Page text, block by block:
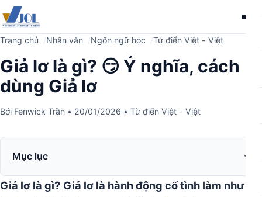
Trang chủ Nhân văn Ngôn ngữ học Từ điển Việt - Việt
Giả lơ là gì? 😏 Ý nghĩa, cách
dùng Giả lơ
Bởi Fenwick Trần • 20/01/2026 • Từ điển Việt - Việt
Mục lục
Giả lơ là gì? Giả lơ là hành động cố tình làm như